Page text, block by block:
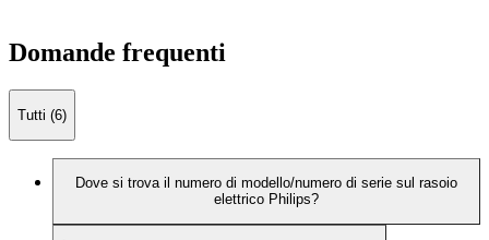
Domande frequenti
Tutti (6)
Dove si trova il numero di modello/numero di serie sul rasoio
elettrico Philips?